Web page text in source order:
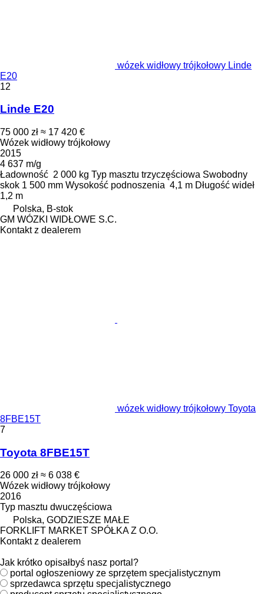
wózek widłowy trójkołowy Linde
E20
12
Linde E20
75 000 zł ≈ 17 420 €
Wózek widłowy trójkołowy
2015
4 637 m/g
Ładowność 2 000 kg Typ masztu trzyczęściowa Swobodny
skok 1 500 mm Wysokość podnoszenia 4,1 m Długość wideł
1,2 m
Polska, B-stok
GM WÓZKI WIDŁOWE S.C.
Kontakt z dealerem
wózek widłowy trójkołowy Toyota
8FBE15T
7
Toyota 8FBE15T
26 000 zł ≈ 6 038 €
Wózek widłowy trójkołowy
2016
Typ masztu dwuczęściowa
Polska, GODZIESZE MAŁE
FORKLIFT MARKET SPÓŁKA Z O.O.
Kontakt z dealerem
Jak krótko opisałbyś nasz portal?
portal ogłoszeniowy ze sprzętem specjalistycznym
sprzedawca sprzętu specjalistycznego